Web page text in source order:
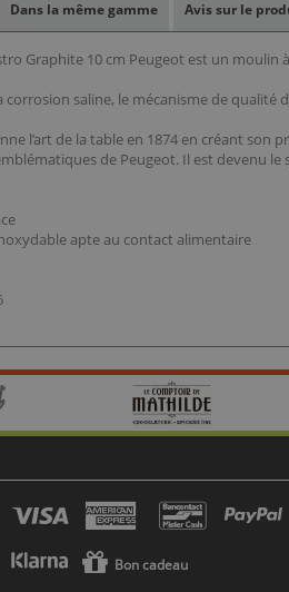
Dans la même gamme Avis sur le
Graphite 10 cm Peugeot est un
corrosion saline, le mécanisme de
l’art de la table en 1874 en créant son
de Peugeot. Il est devenu
apte au contact alimentaire
Bon cadeau